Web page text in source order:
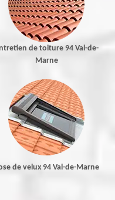
de toiture 94 Val-de-
Marne
de velux 94 Val-de-Marne